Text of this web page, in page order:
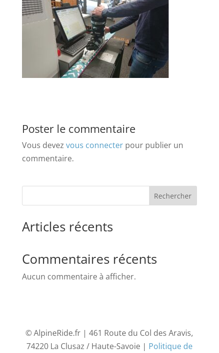
Poster le commentaire
Vous devez vous connecterpour publier un
commentaire.
Rechercher
Articles récents
Commentaires récents
Aucun commentaire à afficher.
© AlpineRide.fr | 461 Route du Col des Aravis,
74220 La Clusaz / Haute-Savoie | Politique de